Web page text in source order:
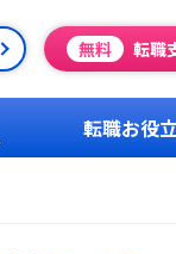
無料 転職
転職お役